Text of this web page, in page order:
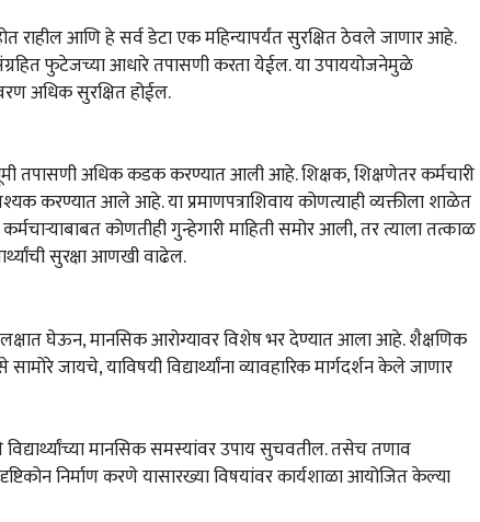
राहील आणि हे सर्व डेटा एक महिन्यापर्यंत सुरक्षित ठेवले जाणार आहे.
फुटेजच्या आधारे तपासणी करता येईल. या उपाययोजनेमुळे
अधिक सुरक्षित होईल.
तपासणी अधिक कडक करण्यात आली आहे. शिक्षक, शिक्षणेतर कर्मचारी
करण्यात आले आहे. या प्रमाणपत्राशिवाय कोणत्याही व्यक्तीला शाळेत
कोणतीही गुन्हेगारी माहिती समोर आली, तर त्याला तत्काळ
सुरक्षा आणखी वाढेल.
लक्षात घेऊन, मानसिक आरोग्यावर विशेष भर देण्यात आला आहे. शैक्षणिक
जायचे, याविषयी विद्यार्थ्यांना व्यावहारिक मार्गदर्शन केले जाणार
मानसिक समस्यांवर उपाय सुचवतील. तसेच तणाव
निर्माण करणे यासारख्या विषयांवर कार्यशाळा आयोजित केल्या